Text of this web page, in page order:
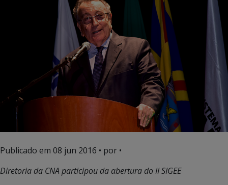
Publicado em 08 jun 2016 • por •
Diretoria da CNA participou da abertura do II SIGEE